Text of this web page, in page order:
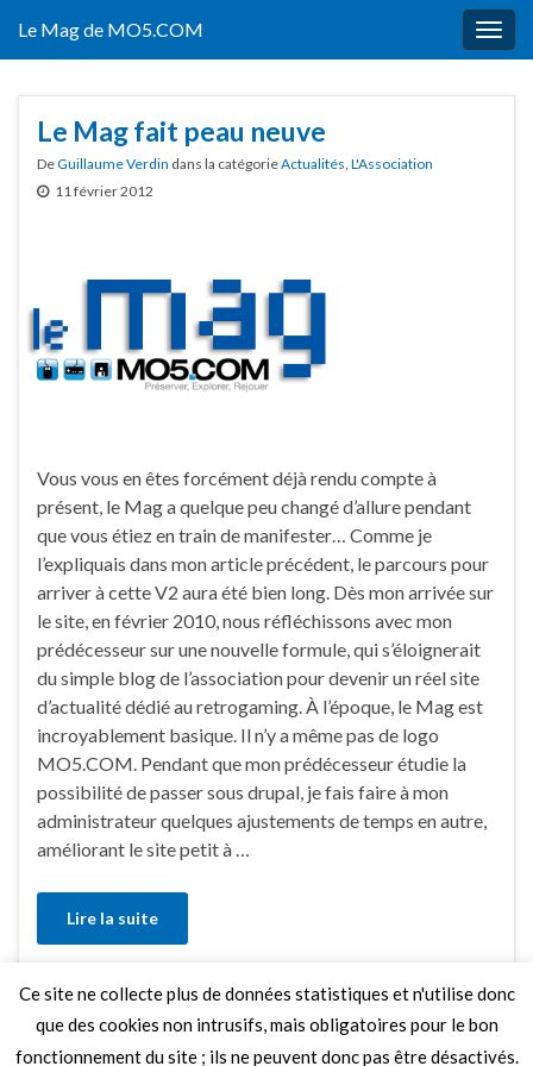
Le Mag de MO5.COM
Le Mag fait peau neuve
DeGuillaume Verdin dans la catégorieActualités, L'Association
11 février 2012
Vous vous en êtes forcément déjà rendu compte à
présent, le Mag a quelque peu changé d’allure pendant
que vous étiez en train de manifester… Comme je
l’expliquais dans mon article précédent, le parcours pour
arriver à cette V2 aura été bien long. Dès mon arrivée sur
le site, en février 2010, nous réfléchissons avec mon
prédécesseur sur une nouvelle formule, qui s’éloignerait
du simple blog de l’association pour devenir un réel site
d’actualité dédié au retrogaming. À l’époque, le Mag est
incroyablement basique. Il n’y a même pas de logo
MO5.COM. Pendant que mon prédécesseur étudie la
possibilité de passer sous drupal, je fais faire à mon
administrateur quelques ajustements de temps en autre,
améliorant le site petit à …
Lire la suite
Faire un commentaire
Ce site ne collecte plus de données statistiques et n'utilise donc
que des cookies non intrusifs, mais obligatoires pour le bon
fonctionnement du site ; ils ne peuvent donc pas être désactivés.